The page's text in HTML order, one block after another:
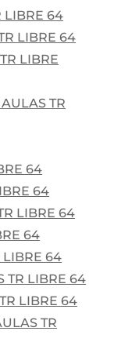
LIBRE 64
LIBRE 64
LIBRE
TR
64
64
LIBRE 64
64
LIBRE 64
TR LIBRE 64
LIBRE 64
TR